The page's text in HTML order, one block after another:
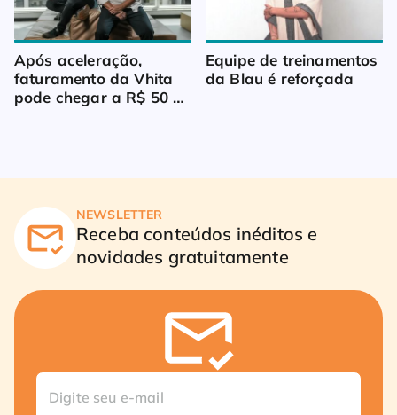
Após aceleração,
faturamento da Vhita
pode chegar a R$ 50
milhões
Equipe de treinamentos
da Blau é reforçada
NEWSLETTER
Receba conteúdos inéditos e
novidades gratuitamente